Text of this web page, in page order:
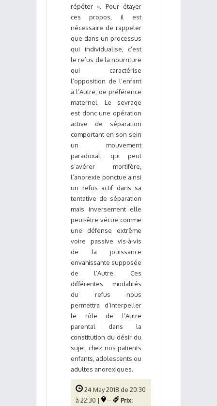
répéter ». Pour étayer
ces propos, il est
nécessaire de rappeler
que dans un processus
qui individualise, c’est
le refus de la nourriture
qui caractérise
l’opposition de l’enfant
à l’Autre, de préférence
maternel. Le sevrage
est donc une opération
active de séparation
comportant en son sein
un mouvement
paradoxal, qui peut
s’avérer mortifère,
l’anorexie ponctue ainsi
un refus actif dans sa
tentative de séparation
mais inversement elle
peut-être vécue comme
une défense extrême
voire passive vis-à-vis
de la jouissance
envahissante supposée
de l’Autre. Ces
différentes modalités
du refus nous
permettra d’interpeller
le rôle de l’Autre
parental dans la
constitution du désir du
sujet, chez nos patients
enfants, adolescents ou
adultes anorexiques.
24 May 2018 de 20:30
à 22:30 |
–
Prix: